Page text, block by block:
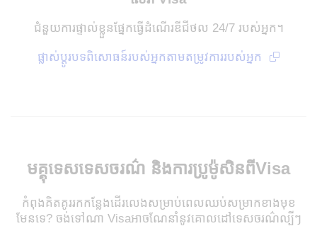
ជំនួយ​ការ​ផ្ទាល់ខ្លួន​ផ្នែកធ្វើដំណើរ​ឌីជីថល 24/7 របស់​អ្នក។
ផ្លាស់ប្ដូរ​បទពិសោធន៍​របស់អ្នក​តាម​តម្រូវការ​របស់អ្នក
មគ្គុទេសទេសចរណ៌ និងការប្រូម៉ូសិនពី​Visa
កំពុងគិតគូររកកន្លែងដើរលេងសម្រាប់ពេលឈប់សម្រាកខាងមុខ
មែនទេ? ចង់ទៅណា Visaអាចណែនាំនូវគោលដៅទេសចរណ៌ល្បីៗ